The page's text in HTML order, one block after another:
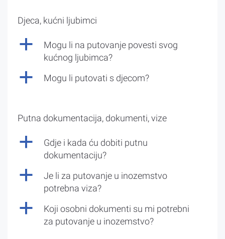
Djeca, kućni ljubimci
a
Mogu li na putovanje povesti svog
kućnog ljubimca?
a Mogu li putovati s djecom?
Putna dokumentacija, dokumenti, vize
a
Gdje i kada ću dobiti putnu
dokumentaciju?
a
Je li za putovanje u inozemstvo
potrebna viza?
a
Koji osobni dokumenti su mi potrebni
za putovanje u inozemstvo?